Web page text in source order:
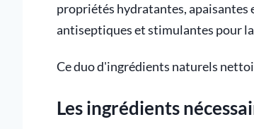
propriétés hydratantes, apaisantes
antiseptiques et stimulantes pour la
Ce duo d'ingrédients naturels
Les ingrédients